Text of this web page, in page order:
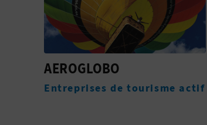
CENTRO DE CULTURA
TRADICIONAL MUSEO
ESCOLAR DE PUSOL